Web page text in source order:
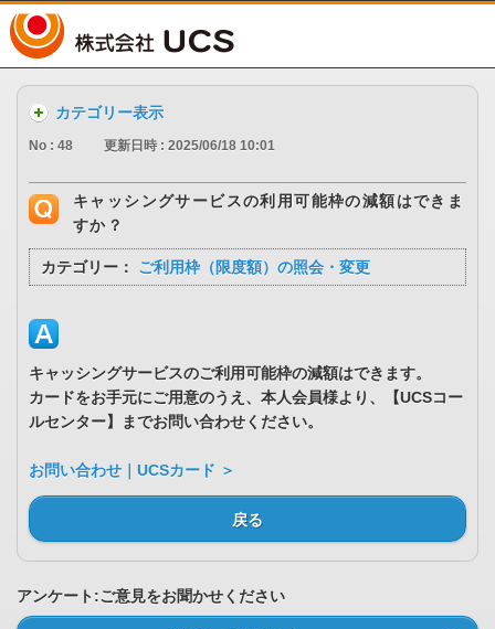
カテゴリー表示
No : 48 更新日時 : 2025/06/18 10:01
キャッシングサービスの利用可能枠の減額はできま
すか？
カテゴリー： ご利用枠（限度額）の照会・変更
キャッシングサービスのご利用可能枠の減額はできます。
カードをお手元にご用意のうえ、本人会員様より、【UCSコー
ルセンター】までお問い合わせください。
お問い合わせ｜UCSカード ＞
戻る
アンケート:ご意見をお聞かせください